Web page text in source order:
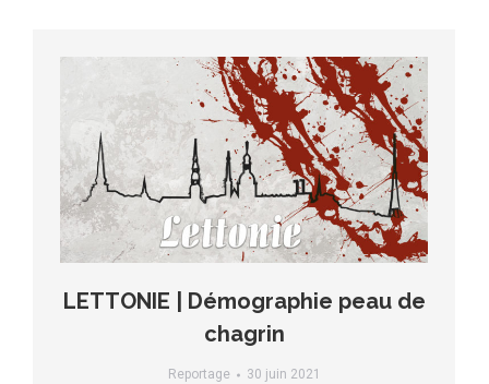
LETTONIE | Démographie peau de
chagrin
Reportage 30 juin 2021